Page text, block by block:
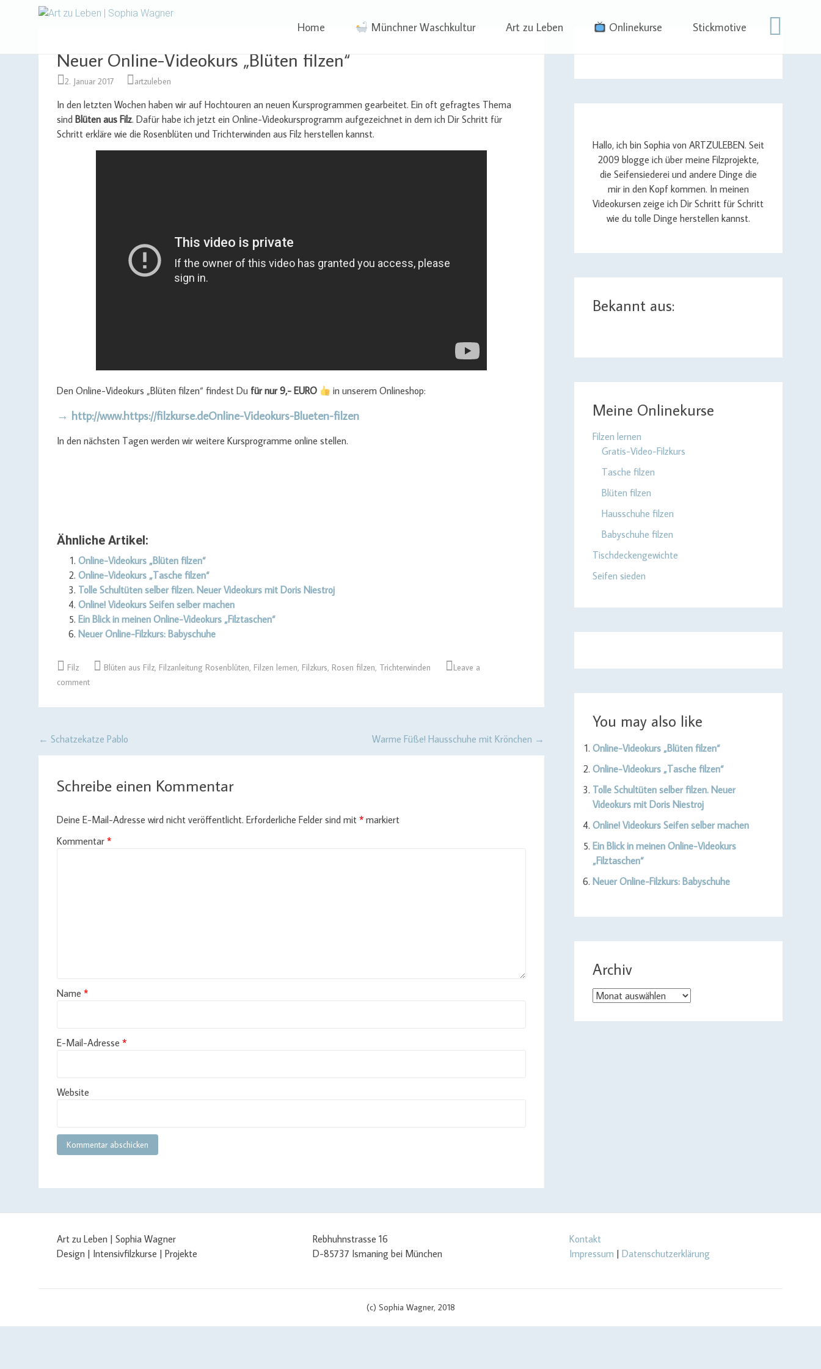
Art zu Leben | Sophia Wagner
to
Home Münchner Waschkultur Art zu Leben Onlinekurse Stickmotive
Neuer Online-Videokurs „Blüten filzen“
2. Januar 2017 artzuleben
In den letzten Wochen haben wir auf Hochtouren an neuen Kursprogrammen gearbeitet. Ein oft gefragtes Thema
sind Blüten aus Filz. Dafür habe ich jetzt ein Online-Videokursprogramm aufgezeichnet in dem ich Dir Schritt für
Schritt erkläre wie die Rosenblüten und Trichterwinden aus Filz herstellen kannst.
Den Online-Videokurs „Blüten filzen“ findest Du für nur 9,- EURO in unserem Onlineshop:
→ http://www.https://filzkurse.deOnline-Videokurs-Blueten-filzen
In den nächsten Tagen werden wir weitere Kursprogramme online stellen.
Ähnliche Artikel:
Online-Videokurs „Blüten filzen“
Online-Videokurs „Tasche filzen“
Tolle Schultüten selber filzen. Neuer Videokurs mit Doris Niestroj
Online! Videokurs Seifen selber machen
Ein Blick in meinen Online-Videokurs „Filztaschen“
Neuer Online-Filzkurs: Babyschuhe
Filz Blüten aus Filz, Filzanleitung Rosenblüten, Filzen lernen, Filzkurs, Rosen filzen, Trichterwinden
Leave a
comment
Post
← Schatzekatze Pablo Warme Füße! Hausschuhe mit Krönchen →
Schreibe einen Kommentar
Deine E-Mail-Adresse wird nicht veröffentlicht. Erforderliche Felder sind mit * markiert
Kommentar *
Name *
E-Mail-Adresse *
Website
Hallo, ich bin Sophia von ARTZULEBEN. Seit
2009 blogge ich über meine Filzprojekte,
die Seifensiederei und andere Dinge die
mir in den Kopf kommen. In meinen
Videokursen zeige ich Dir Schritt für Schritt
wie du tolle Dinge herstellen kannst.
Bekannt aus:
Meine Onlinekurse
Filzen lernen
Gratis-Video-Filzkurs
Tasche filzen
Blüten filzen
Hausschuhe filzen
Babyschuhe filzen
Tischdeckengewichte
Seifen sieden
You may also like
Online-Videokurs „Blüten filzen“
Online-Videokurs „Tasche filzen“
Tolle Schultüten selber filzen. Neuer
Videokurs mit Doris Niestroj
Online! Videokurs Seifen selber machen
Ein Blick in meinen Online-Videokurs
„Filztaschen“
Neuer Online-Filzkurs: Babyschuhe
Archiv
Archiv
Art zu Leben | Sophia Wagner
Design | Intensivfilzkurse | Projekte
Rebhuhnstrasse 16
D-85737 Ismaning bei München
Kontakt
Impressum | Datenschutzerklärung
(c) Sophia Wagner, 2018